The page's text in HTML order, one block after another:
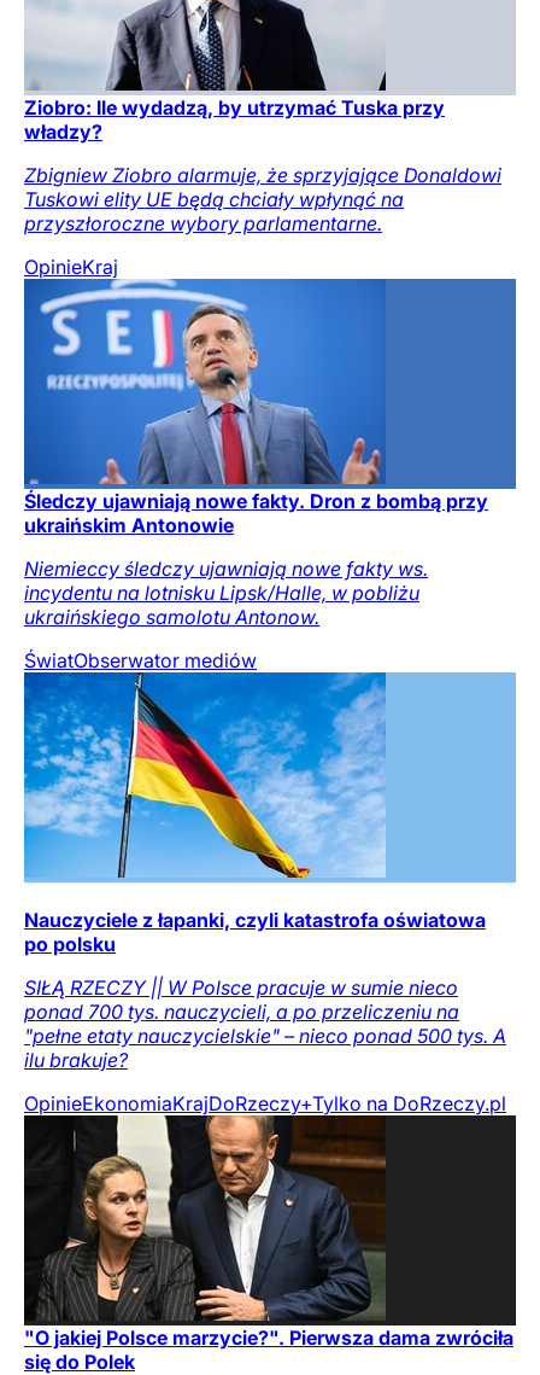
Ziobro: Ile wydadzą, by utrzymać Tuska przy
władzy?
Zbigniew Ziobro alarmuje, że sprzyjające Donaldowi
Tuskowi elity UE będą chciały wpłynąć na
przyszłoroczne wybory parlamentarne.
OpinieKraj
Śledczy ujawniają nowe fakty. Dron z bombą przy
ukraińskim Antonowie
Niemieccy śledczy ujawniają nowe fakty ws.
incydentu na lotnisku Lipsk/Halle, w pobliżu
ukraińskiego samolotu Antonow.
ŚwiatObserwator mediów
Nauczyciele z łapanki, czyli katastrofa oświatowa
po polsku
SIŁĄ RZECZY || W Polsce pracuje w sumie nieco
ponad 700 tys. nauczycieli, a po przeliczeniu na
"pełne etaty nauczycielskie" – nieco ponad 500 tys. A
ilu brakuje?
OpinieEkonomiaKrajDoRzeczy+Tylko na DoRzeczy.pl
"O jakiej Polsce marzycie?". Pierwsza dama zwróciła
się do Polek